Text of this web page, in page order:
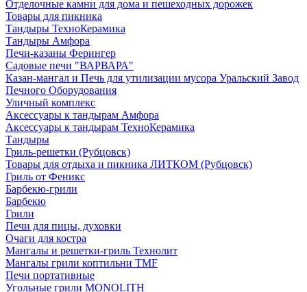
Отделочные камни для дома и пешеходных дорожек
Товары для пикника
Тандыры ТехноКерамика
Тандыры Амфора
Печи-казаны Ферингер
Садовые печи "ВАРВАРА"
Казан-мангал и Печь для утилизации мусора Уральский Завод
Печного Оборудования
Уличный комплекс
Аксессуары к тандырам Амфора
Аксессуары к тандырам ТехноКерамика
Тандыры
Гриль-решетки (Рубцовск)
Товары для отдыха и пикника ЛИТКОМ (Рубцовск)
Гриль от Феникс
Барбекю-грили
Барбекю
Грили
Печи для пицы, духовки
Очаги для костра
Мангалы и решетки-гриль Технолит
Мангалы грили коптильни TMF
Печи портативные
Угольные грили MONOLITH